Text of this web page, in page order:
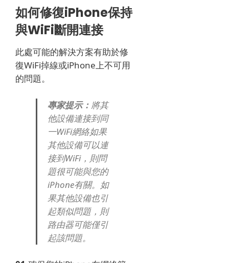
如何修復iPhone保持
與WiFi斷開連接
此處可能的解決方案有助於修
復WiFi掉線或iPhone上不可用
的問題。
專家提示： 將其
他設備連接到同
一WiFi網絡如果
其他設備可以連
接到WiFi，則問
題很可能與您的
iPhone有關。 如
果其他設備也引
起類似問題，則
路由器可能僅引
起該問題。